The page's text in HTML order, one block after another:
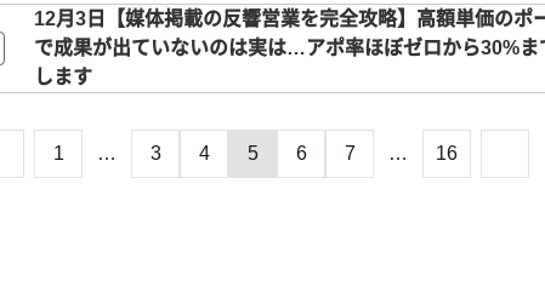
12月3日【媒体掲載の反響営業を完全攻略】高額単価のポ
で成果が出ていないのは実は…アポ率ほぼゼロから30%ま
します
1 … 3 4 5 6 7 … 16